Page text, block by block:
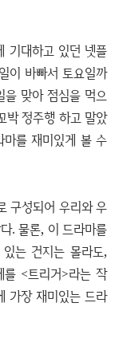
기대하고 있던 넷플
이 바빠서 토요일까
맞아 점심을 먹으
박 정주행 하고 말았
를 재미있게 볼 수
구성되어 우리와 우
. 물론, 이 드라마를
는 건지는 몰라도,
<트리거>라는 작
가장 재미있는 드라